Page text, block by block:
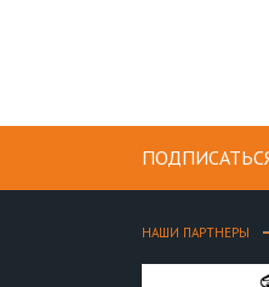
НАШИ ПАРТНЕРЫ